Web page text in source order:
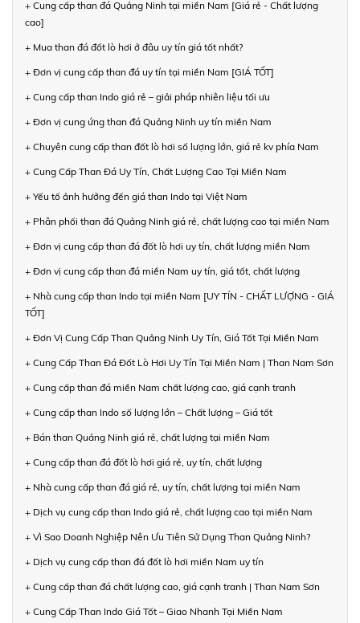
+ Cung cấp than đá Quảng Ninh tại miền Nam [Giá rẻ - Chất lượng
cao]
+ Mua than đá đốt lò hơi ở đâu uy tín giá tốt nhất?
+ Đơn vị cung cấp than đá uy tín tại miền Nam [GIÁ TỐT]
+ Cung cấp than Indo giá rẻ – giải pháp nhiên liệu tối ưu
+ Đơn vị cung ứng than đá Quảng Ninh uy tín miền Nam
+ Chuyên cung cấp than đốt lò hơi số lượng lớn, giá rẻ kv phía Nam
+ Cung Cấp Than Đá Uy Tín, Chất Lượng Cao Tại Miền Nam
+ Yếu tố ảnh hưởng đến giá than Indo tại Việt Nam
+ Phân phối than đá Quảng Ninh giá rẻ, chất lượng cao tại miền Nam
+ Đơn vị cung cấp than đá đốt lò hơi uy tín, chất lượng miền Nam
+ Đơn vị cung cấp than đá miền Nam uy tín, giá tốt, chất lượng
+ Nhà cung cấp than Indo tại miền Nam [UY TÍN - CHẤT LƯỢNG - GIÁ
TỐT]
+ Đơn Vị Cung Cấp Than Quảng Ninh Uy Tín, Giá Tốt Tại Miền Nam
+ Cung Cấp Than Đá Đốt Lò Hơi Uy Tín Tại Miền Nam | Than Nam Sơn
+ Cung cấp than đá miền Nam chất lượng cao, giá cạnh tranh
+ Cung cấp than Indo số lượng lớn – Chất lượng – Giá tốt
+ Bán than Quảng Ninh giá rẻ, chất lượng tại miền Nam
+ Cung cấp than đá đốt lò hơi giá rẻ, uy tín, chất lượng
+ Nhà cung cấp than đá giá rẻ, uy tín, chất lượng tại miền Nam
+ Dịch vụ cung cấp than Indo giá rẻ, chất lượng cao tại miền Nam
+ Vì Sao Doanh Nghiệp Nên Ưu Tiên Sử Dụng Than Quảng Ninh?
+ Dịch vụ cung cấp than đá đốt lò hơi miền Nam uy tín
+ Cung cấp than đá chất lượng cao, giá cạnh tranh | Than Nam Sơn
+ Cung Cấp Than Indo Giá Tốt – Giao Nhanh Tại Miền Nam